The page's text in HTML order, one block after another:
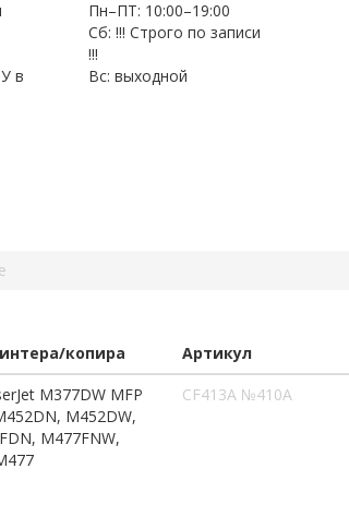
в
Пн–ПТ: 10:00–19:00
Сб: !!! Строго по записи
!!!
Вс: выходной
копира Артикул
M377DW MFP
M452DW,
M477FNW,
CF413A №410A